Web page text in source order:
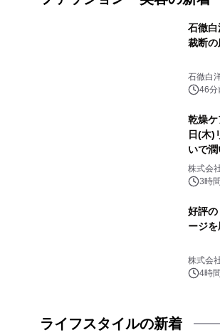
石徹
裁断
石徹白
46分
乾燥
日(木)
いで
株式会
3時
好評
ージ
株式会
4時
ライフスタイルの新着